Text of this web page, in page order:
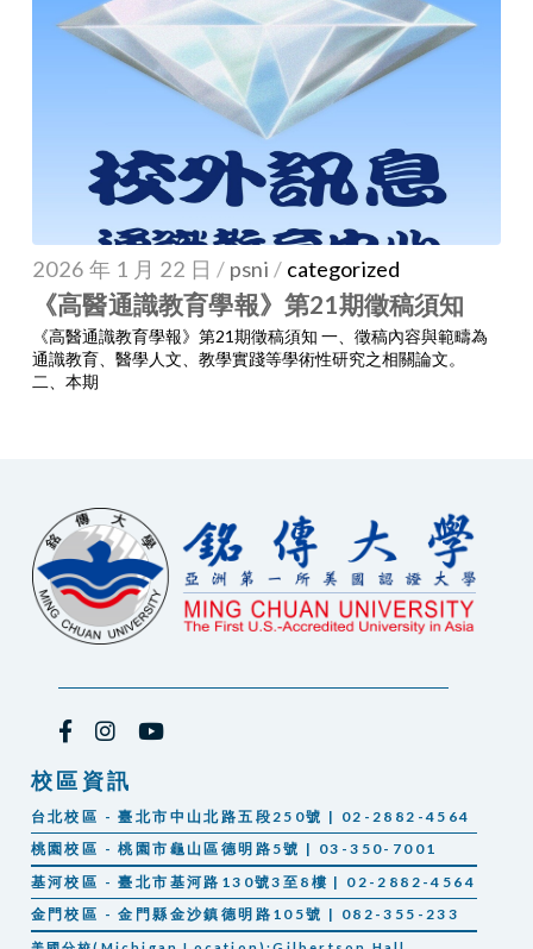
2026 年 1 月 22 日 / psni / categorized
《高醫通識教育學報》第21期徵稿須知
《高醫通識教育學報》第21期徵稿須知 一、徵稿內容與範疇為
通識教育、醫學人文、教學實踐等學術性研究之相關論文。
二、本期
校區資訊
台北校區 - 臺北市中山北路五段250號 | 02-2882-4564
桃園校區 - 桃園市龜山區德明路5號 | 03-350-7001
基河校區 - 臺北市基河路130號3至8樓 | 02-2882-4564
金門校區 - 金門縣金沙鎮德明路105號 | 082-355-233